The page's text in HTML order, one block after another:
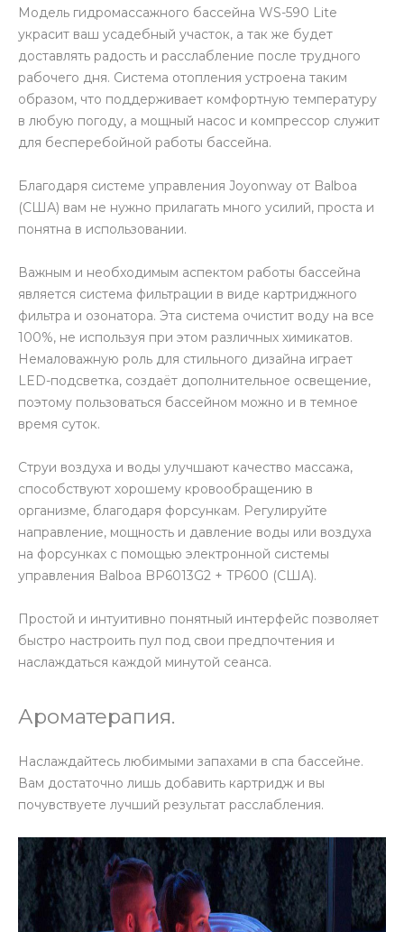
Модель гидромассажного бассейна WS-590 Lite
украсит ваш усадебный участок, а так же будет
доставлять радость и расслабление после трудного
рабочего дня. Система отопления устроена таким
образом, что поддерживает комфортную температуру
в любую погоду, а мощный насос и компрессор служит
для бесперебойной работы бассейна.
Благодаря системе управления Joyonway от Balboa
(США) вам не нужно прилагать много усилий, проста и
понятна в использовании.
Важным и необходимым аспектом работы бассейна
является система фильтрации в виде картриджного
фильтра и озонатора. Эта система очистит воду на все
100%, не используя при этом различных химикатов.
Немаловажную роль для стильного дизайна играет
LED-подсветка, создаёт дополнительное освещение,
поэтому пользоваться бассейном можно и в темное
время суток.
Струи воздуха и воды улучшают качество массажа,
способствуют хорошему кровообращению в
организме, благодаря форсункам. Регулируйте
направление, мощность и давление воды или воздуха
на форсунках с помощью электронной системы
управления Balboa BP6013G2 + TP600 (США).
Простой и интуитивно понятный интерфейс позволяет
быстро настроить пул под свои предпочтения и
наслаждаться каждой минутой сеанса.
Ароматерапия.
Наслаждайтесь любимыми запахами в спа бассейне.
Вам достаточно лишь добавить картридж и вы
почувствуете лучший результат расслабления.